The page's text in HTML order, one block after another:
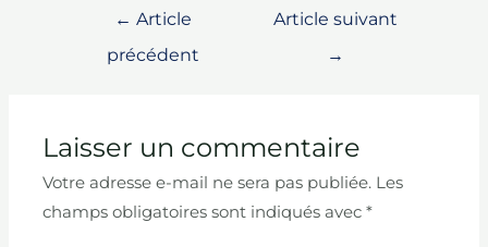
Navigation
l’article
← Article
précédent
Article suivant
→
Laisser un commentaire
Votre adresse e-mail ne sera pas publiée. Les
champs obligatoires sont indiqués avec*